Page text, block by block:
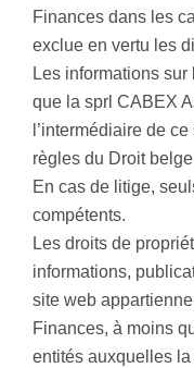
Finances dans les
exclue en vertu les
Les informations
que la sprl CABEX
l’intermédiaire de
règles du Droit
En cas de litige,
compétents.
Les droits de
informations,
site web
Finances, à moins
entités auxquelles